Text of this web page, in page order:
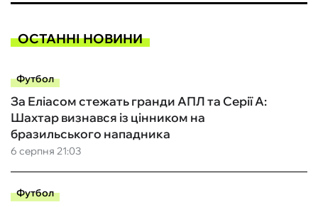
ОСТАННІ НОВИНИ
Футбол
6 серпня 21:03
За Еліасом стежать гранди АПЛ та Серії А:
Шахтар визнався із цінником на
бразильського нападника
Футбол